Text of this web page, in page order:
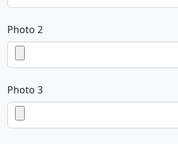
Photo 2
Photo 3